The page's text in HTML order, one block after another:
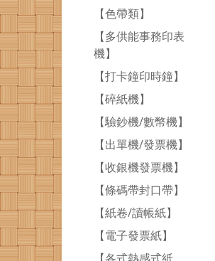
【色帶類】
【多供能事務印表
機】
【打卡鐘印時鐘】
【碎紙機】
【驗鈔機/數幣機】
【出單機/發票機】
【收銀機發票機】
【條碼帶封口帶】
【紙卷/讀帳紙】
【電子發票紙】